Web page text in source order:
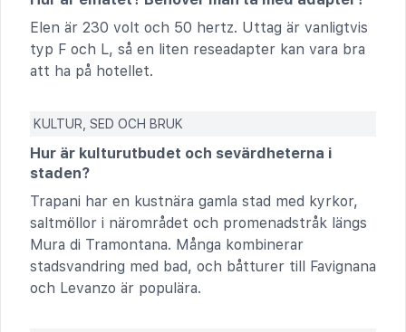
Elen är 230 volt och 50 hertz. Uttag är vanligtvis
typ F och L, så en liten reseadapter kan vara bra
att ha på hotellet.
KULTUR, SED OCH BRUK
Hur är kulturutbudet och sevärdheterna i
staden?
Trapani har en kustnära gamla stad med kyrkor,
saltmöllor i närområdet och promenadstråk längs
Mura di Tramontana. Många kombinerar
stadsvandring med bad, och båtturer till Favignana
och Levanzo är populära.